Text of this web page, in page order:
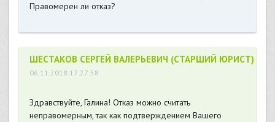
Правомерен ли отказ?
ШЕСТАКОВ СЕРГЕЙ ВАЛЕРЬЕВИЧ (СТАРШИЙ ЮРИСТ)
06.11.2018 17:27:58
Здравствуйте, Галина! Отказ можно считать
неправомерным, так как подтверждением Вашего